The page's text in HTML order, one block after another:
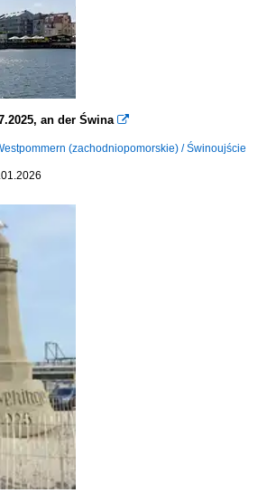
Madeira
Lobos (municipio)
Sol (municipio)
(municipio)
(municipio)
(Algarve)
(Concelho)
an der Świna 
(zachodniopomorskie) / Świnoujście